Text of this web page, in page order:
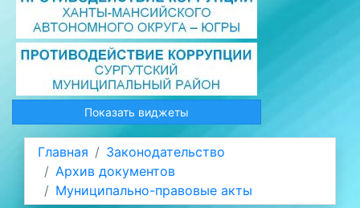
Показать виджеты
Главная
Законодательство
Архив документов
Муниципально-правовые акты